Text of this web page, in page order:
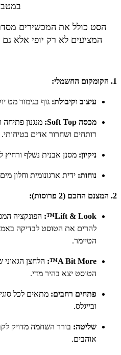
המציעים לא רק יופי אלא גם
1. הקומקום החשמלי:
עיצוב וקיבולת: גוף בגימור מט
מכסה Soft Top:
מנגנון
רותחים ושחרור אדים בטיחותי.
ניקיון: מסנן אבנית נשלף
נוחות: ידית ארגונומית וחלון
2. המצנם החכם (2 פרוסות):
Lift & Look™:
הפונקציה
להרים את הטוסט לבדיקה
הטיימר.
A Bit More™:
הלחצן הגאוני
הטוסט יצא בהיר מדי.
פתחים רחבים: מתאים לכל
ובייגלס.
שליטה: בורר השחמה מדויק
אוהבים.